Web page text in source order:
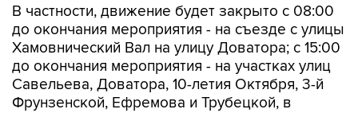
В частности, движение будет закрыто с 08:00
до окончания мероприятия - на съезде с улицы
Хамовнический Вал на улицу Доватора; с 15:00
до окончания мероприятия - на участках улиц
Савельева, Доватора, 10-летия Октября, 3-й
Фрунзенской, Ефремова и Трубецкой, в